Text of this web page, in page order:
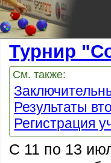
Турнир
См. также:
Результаты
Регистрация
С 11 по 13